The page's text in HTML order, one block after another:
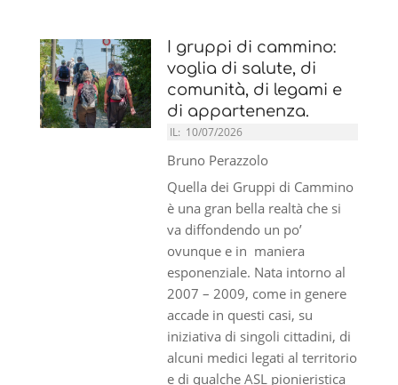
I gruppi di cammino:
voglia di salute, di
comunità, di legami e
di appartenenza.
IL: 10/07/2026
Bruno Perazzolo
Quella dei Gruppi di Cammino
è una gran bella realtà che si
va diffondendo un po’
ovunque e in maniera
esponenziale. Nata intorno al
2007 – 2009, come in genere
accade in questi casi, su
iniziativa di singoli cittadini, di
alcuni medici legati al territorio
e di qualche ASL pionieristica